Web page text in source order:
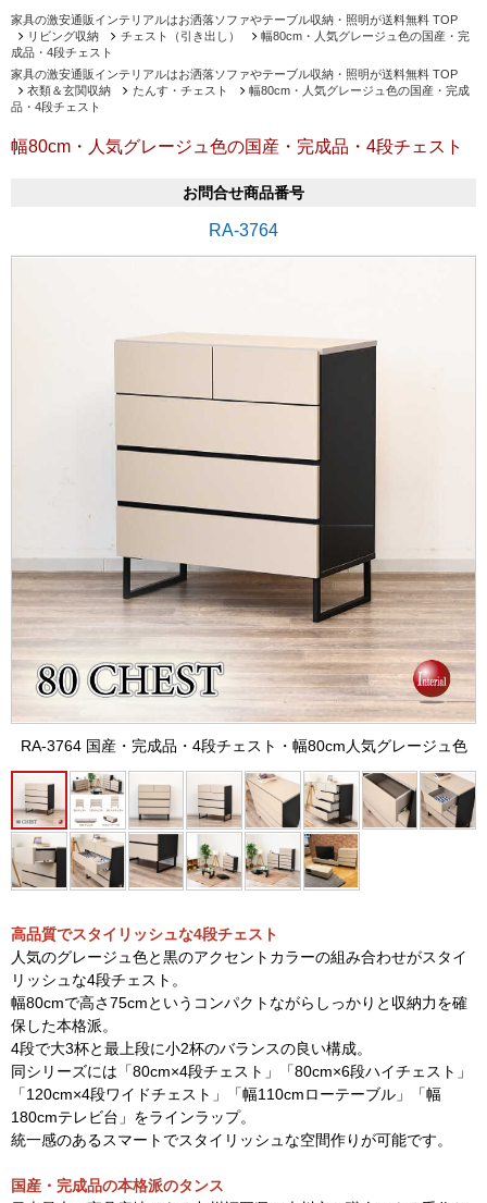
家具の激安通販インテリアルはお洒落ソファやテーブル収納・照明が送料無料 TOP
リビング収納
チェスト（引き出し）
幅80cm・人気グレージュ色の国産・完
成品・4段チェスト
家具の激安通販インテリアルはお洒落ソファやテーブル収納・照明が送料無料 TOP
衣類＆玄関収納
たんす・チェスト
幅80cm・人気グレージュ色の国産・完成
品・4段チェスト
幅80cm・人気グレージュ色の国産・完成品・4段チェスト
お問合せ商品番号
RA-3764
RA-3764 国産・完成品・4段チェスト・幅80cm人気グレージュ色
高品質でスタイリッシュな4段チェスト
人気のグレージュ色と黒のアクセントカラーの組み合わせがスタイ
リッシュな4段チェスト。
幅80cmで高さ75cmというコンパクトながらしっかりと収納力を確
保した本格派。
4段で大3杯と最上段に小2杯のバランスの良い構成。
同シリーズには「80cm×4段チェスト」「80cm×6段ハイチェスト」
「120cm×4段ワイドチェスト」「幅110cmローテーブル」「幅
180cmテレビ台」をラインラップ。
統一感のあるスマートでスタイリッシュな空間作りが可能です。
国産・完成品の本格派のタンス